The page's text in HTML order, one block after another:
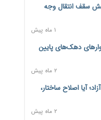
تحصیلات تکمیلی
سپرده قانونی با هدف
ترمز تولید خودرو کشیده شد؛ افت ۲۵ درصدی تیراژ ایران‌خودرو،
افزایش سقف انتقال وجه
۱ ماه پیش
به خانوارهای دهک‌های پایین
۲ ماه پیش
آیا اصلاح ساختار،
۲ ماه پیش